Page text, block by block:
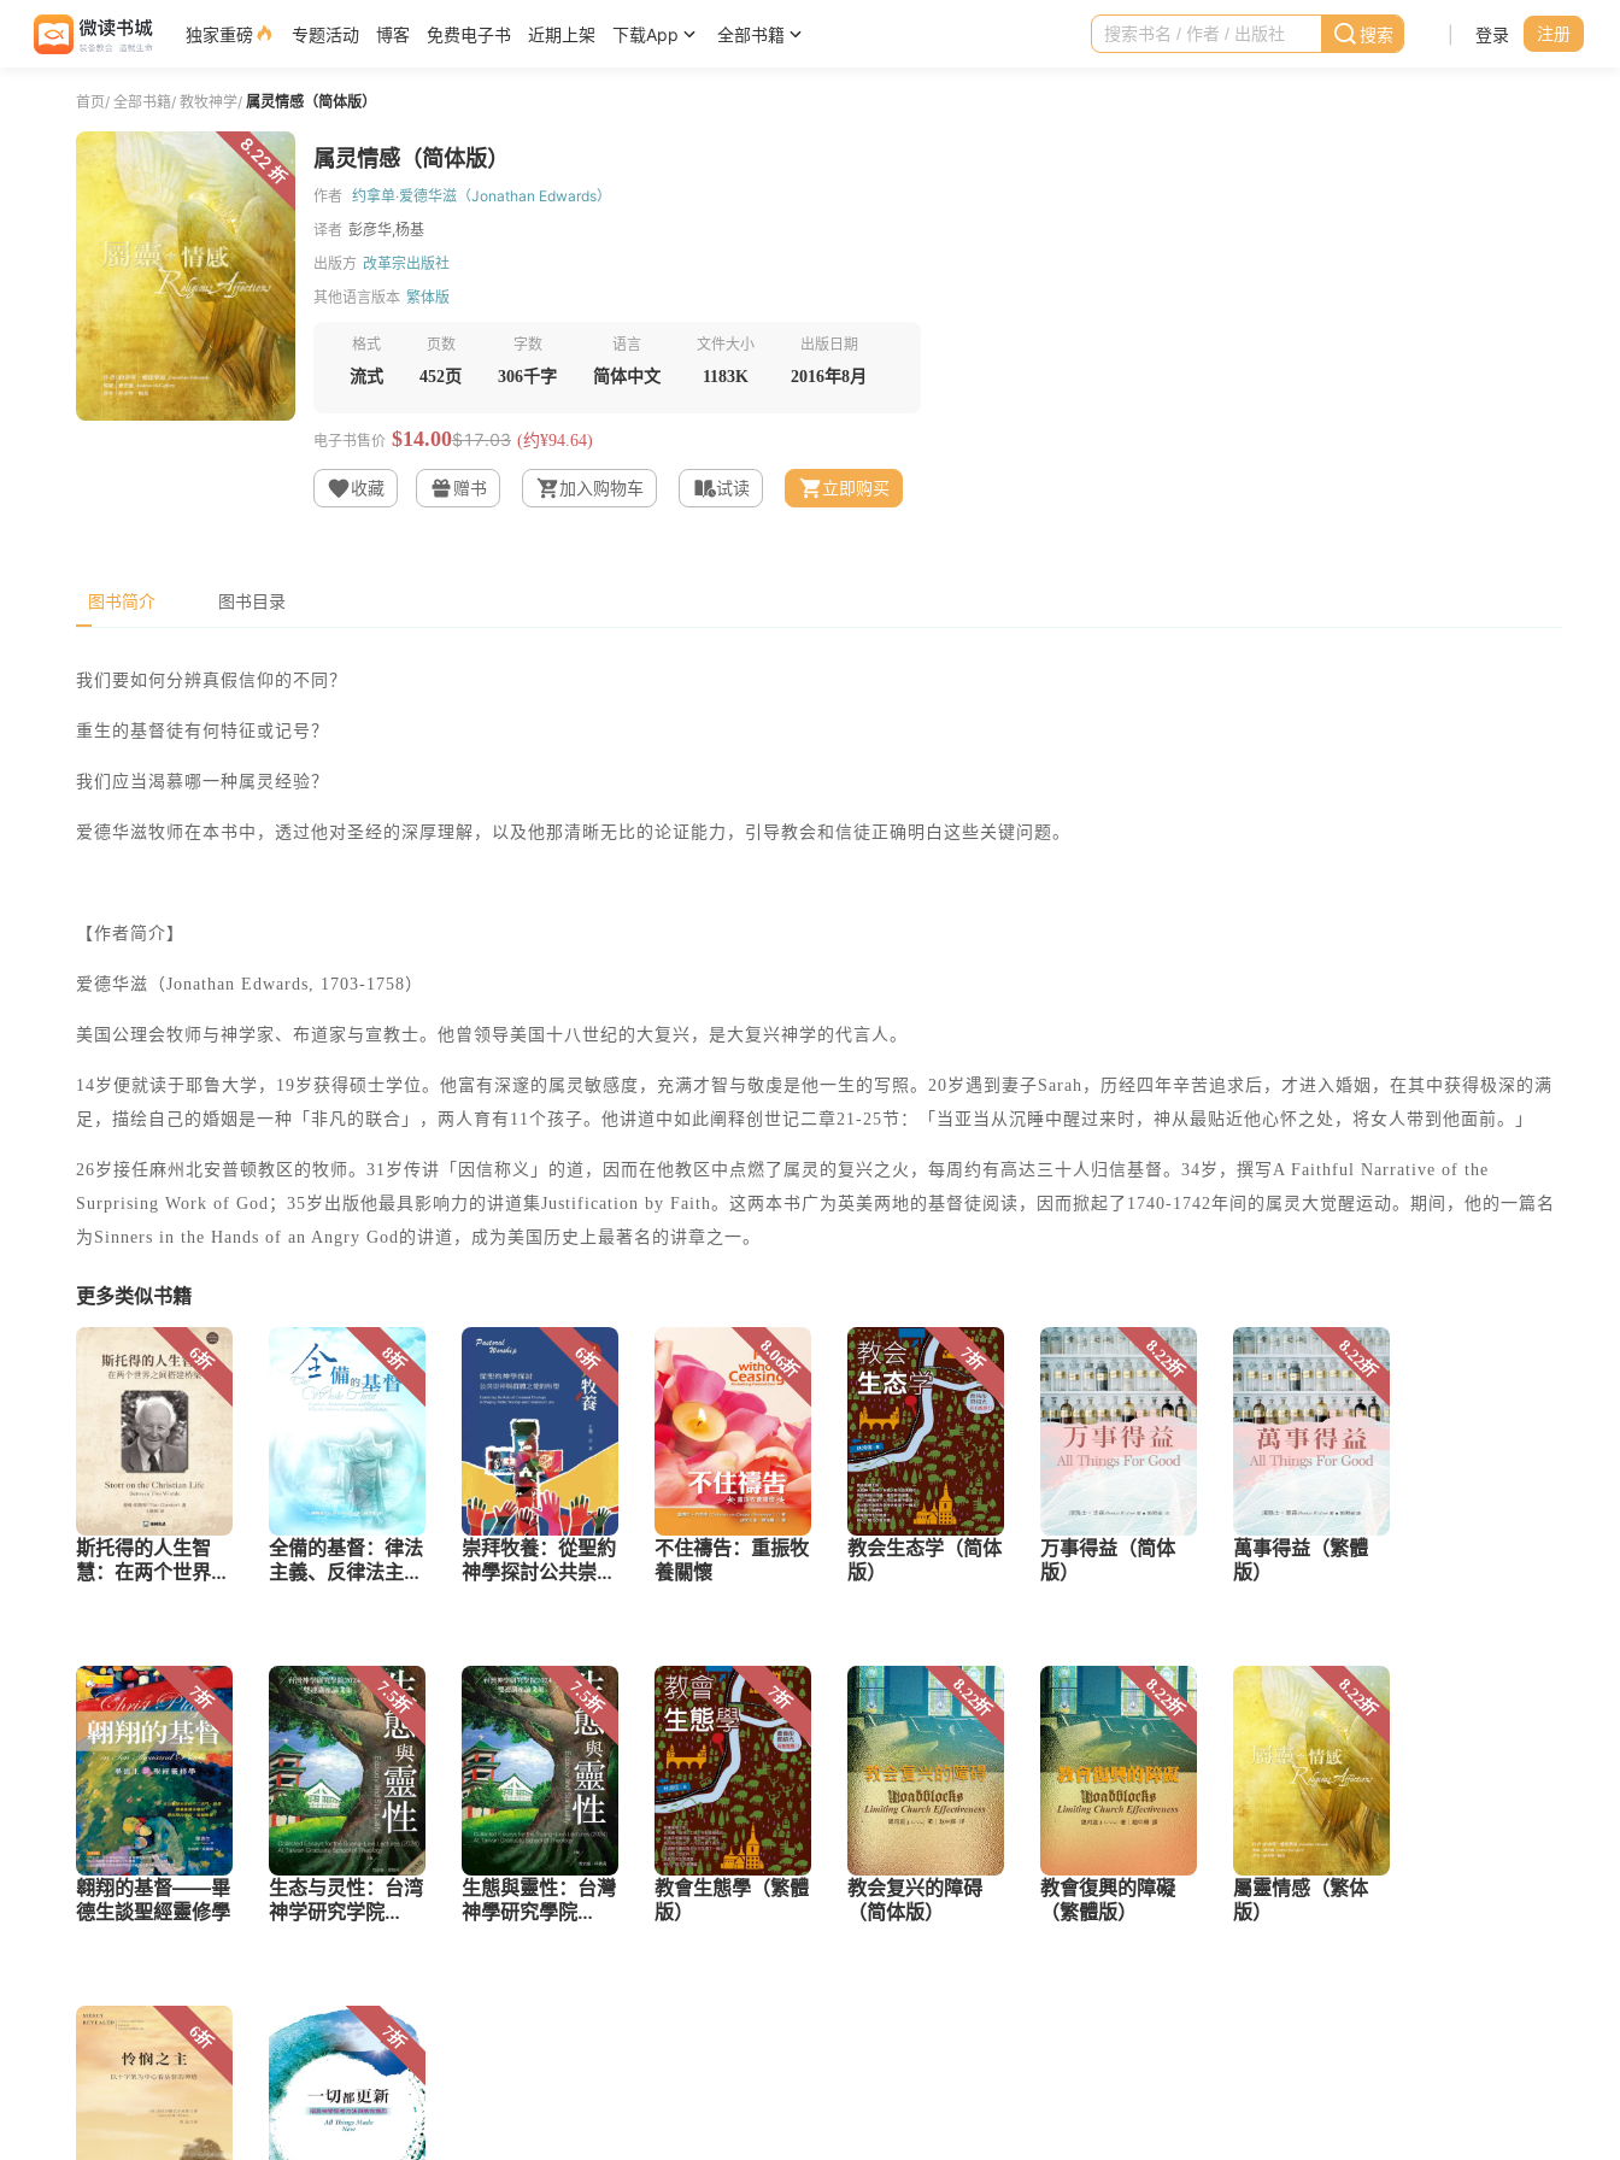
独家重磅 专题活动 博客 免费电子书 近期上架 下载App 全部书籍 登录 注册
首页/ 全部书籍/ 教牧神学/ 属灵情感（简体版）
8.22 折 属灵情感（简体版）
作者 约拿单‧爱德华滋（Jonathan Edwards）
译者 彭彦华,杨基
出版方 改革宗出版社
其他语言版本 繁体版
格式
流式
页数
452页
字数
306千字
语言
简体中文
文件大小
1183K
出版日期
2016年8月
电子书售价 $14.00$17.03 (约¥94.64)
收藏 赠书 加入购物车 试读 立即购买
图书简介 图书目录
我们要如何分辨真假信仰的不同？
重生的基督徒有何特征或记号？
我们应当渴慕哪一种属灵经验？
爱德华滋牧师在本书中，透过他对圣经的深厚理解，以及他那清晰无比的论证能力，引导教会和信徒正确明白这些关键问题。
【作者简介】
爱德华滋（Jonathan Edwards, 1703-1758）
美国公理会牧师与神学家、布道家与宣教士。他曾领导美国十八世纪的大复兴，是大复兴神学的代言人。
14岁便就读于耶鲁大学，19岁获得硕士学位。他富有深邃的属灵敏感度，充满才智与敬虔是他一生的写照。20岁遇到妻子Sarah，历经四年辛苦追求后，才进入婚姻，在其中获得极深的满
足，描绘自己的婚姻是一种「非凡的联合」，两人育有11个孩子。他讲道中如此阐释创世记二章21-25节：「当亚当从沉睡中醒过来时，神从最贴近他心怀之处，将女人带到他面前。」
26岁接任麻州北安普顿教区的牧师。31岁传讲「因信称义」的道，因而在他教区中点燃了属灵的复兴之火，每周约有高达三十人归信基督。34岁，撰写A Faithful Narrative of the
Surprising Work of God；35岁出版他最具影响力的讲道集Justification by Faith。这两本书广为英美两地的基督徒阅读，因而掀起了1740-1742年间的属灵大觉醒运动。期间，他的一篇名
为Sinners in the Hands of an Angry God的讲道，成为美国历史上最著名的讲章之一。
更多类似书籍